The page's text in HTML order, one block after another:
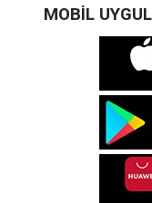
MOBİL